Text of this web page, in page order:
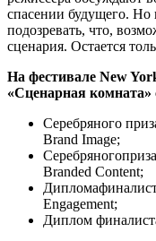
спасении будущего. Но
подозревать, что,
сценария. Остается
На фестивале New
«Сценарная комната»
Серебряного
Brand Image;
Branded Content;
Engagement;
Диплом